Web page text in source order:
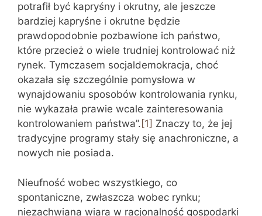
potrafił być kapryśny i okrutny, ale jeszcze
bardziej kapryśne i okrutne będzie
prawdopodobnie pozbawione ich państwo,
które przecież o wiele trudniej kontrolować niż
rynek. Tymczasem socjaldemokracja, choć
okazała się szczególnie pomysłowa w
wynajdowaniu sposobów kontrolowania rynku,
nie wykazała prawie wcale zainteresowania
kontrolowaniem państwa”. [1] Znaczy to, że jej
tradycyjne programy stały się anachroniczne, a
nowych nie posiada.
Nieufność wobec wszystkiego, co
spontaniczne, zwłaszcza wobec rynku;
niezachwiana wiara w racjonalność gospodarki